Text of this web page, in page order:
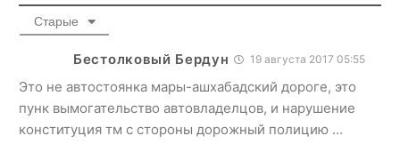
Старые
Бестолковый Бердун 19 августа 2017 05:55
Это не автостоянка мары-ашхабадский дороге, это
пунк вымогательство автовладелцов, и нарушение
конституция тм с стороны дорожный полицию …